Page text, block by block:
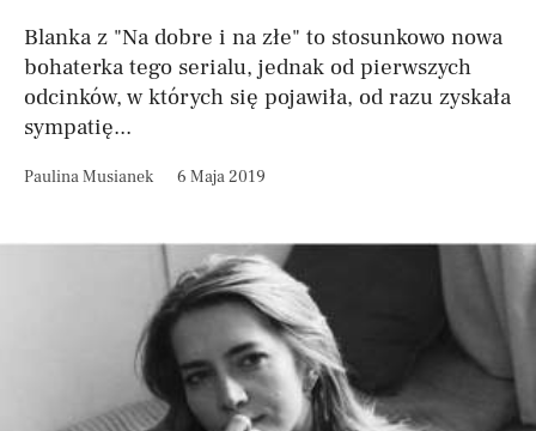
Blanka z "Na dobre i na złe" to stosunkowo nowa
bohaterka tego serialu, jednak od pierwszych
odcinków, w których się pojawiła, od razu zyskała
sympatię...
Paulina Musianek 6 Maja 2019